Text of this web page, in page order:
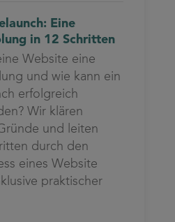
Eine
in 12 Schritten
Website eine
und wie kann ein
erfolgreich
Wir klären
und leiten
durch den
eines Website
praktischer